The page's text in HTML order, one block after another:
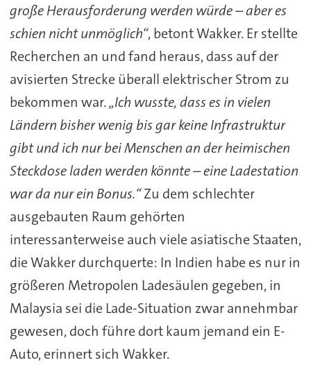
große Herausforderung werden würde – aber es
schien nicht unmöglich“, betont Wakker. Er stellte
Recherchen an und fand heraus, dass auf der
avisierten Strecke überall elektrischer Strom zu
bekommen war.„Ich wusste, dass es in vielen
Ländern bisher wenig bis gar keine Infrastruktur
gibt und ich nur bei Menschen an der heimischen
Steckdose laden werden könnte – eine Ladestation
war da nur ein Bonus.“Zu dem schlechter
ausgebauten Raum gehörten
interessanterweise auch viele asiatische Staaten,
die Wakker durchquerte: In Indien habe es nur in
größeren Metropolen Ladesäulen gegeben, in
Malaysia sei die Lade-Situation zwar annehmbar
gewesen, doch führe dort kaum jemand ein E-
Auto, erinnert sich Wakker.